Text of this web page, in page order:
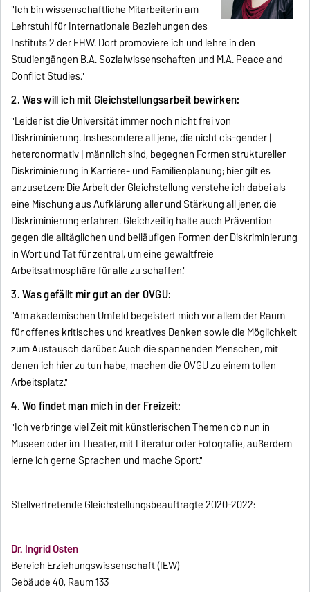
"Ich bin wissenschaftliche Mitarbeiterin am
Lehrstuhl für Internationale Beziehungen des
Instituts 2 der FHW. Dort promoviere ich und lehre in den
Studiengängen B.A. Sozialwissenschaften und M.A. Peace and
Conflict Studies."
2. Was will ich mit Gleichstellungsarbeit bewirken:
"Leider ist die Universität immer noch nicht frei von
Diskriminierung. Insbesondere all jene, die nicht cis-gender |
heteronormativ | männlich sind, begegnen Formen struktureller
Diskriminierung in Karriere- und Familienplanung; hier gilt es
anzusetzen: Die Arbeit der Gleichstellung verstehe ich dabei als
eine Mischung aus Aufklärung aller und Stärkung all jener, die
Diskriminierung erfahren. Gleichzeitig halte auch Prävention
gegen die alltäglichen und beiläufigen Formen der Diskriminierung
in Wort und Tat für zentral, um eine gewaltfreie
Arbeitsatmosphäre für alle zu schaffen."
3. Was gefällt mir gut an der OVGU:
"Am akademischen Umfeld begeistert mich vor allem der Raum
für offenes kritisches und kreatives Denken sowie die Möglichkeit
zum Austausch darüber. Auch die spannenden Menschen, mit
denen ich hier zu tun habe, machen die OVGU zu einem tollen
Arbeitsplatz."
4. Wo findet man mich in der Freizeit:
"Ich verbringe viel Zeit mit künstlerischen Themen ob nun in
Museen oder im Theater, mit Literatur oder Fotografie, außerdem
lerne ich gerne Sprachen und mache Sport."
Stellvertretende Gleichstellungsbeauftragte 2020-2022:
Dr. Ingrid Osten
Bereich Erziehungswissenschaft (IEW)
Gebäude 40, Raum 133